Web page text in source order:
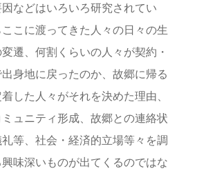
などはいろいろ研究されてい
こに渡ってきた人々の日々の生
遷、何割くらいの人々が契約・
身地に戻ったのか、故郷に帰る
した人々がそれを決めた理由、
ュニティ形成、故郷との連絡状
等、社会・経済的立場等々を調
味深いものが出てくるのではな